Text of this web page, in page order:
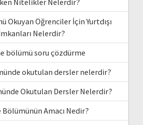
Okuyan Öğrenciler İçin Yurtdışı
Nelerdir?
bölümü soru çözdürme
okutulan dersler nelerdir?
Okutulan Dersler Nelerdir?
Amacı Nedir?